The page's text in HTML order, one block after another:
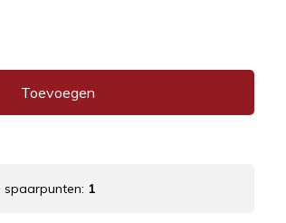
Toevoegen
spaarpunten: 1